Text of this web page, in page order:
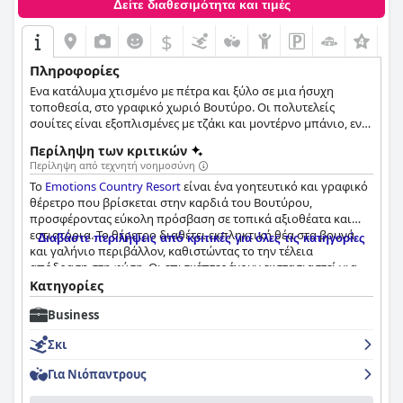
Δείτε διαθεσιμότητα και τιμές
$
Πληροφορίες
Ενα κατάλυμα χτισμένο με πέτρα και ξύλο σε μια ήσυχη
τοποθεσία, στο γραφικό χωριό Βουτύρο. Οι πολυτελείς
σουίτες είναι εξοπλισμένες με τζάκι και μοντέρνο μπάνιο, ενώ
Περίληψη των κριτικών
Περίληψη από τεχνητή νοημοσύνη
Το Emotions Country Resortείναι ένα γοητευτικό και γραφικό
θέρετρο που βρίσκεται στην καρδιά του Βουτύρου,
προσφέροντας εύκολη πρόσβαση σε τοπικά αξιοθέατα και
εστιατόρια. Το θέρετρο διαθέτει εκπληκτική θέα στα βουνά
και γαλήνιο περιβάλλον, καθιστώντας το την τέλεια
απόδραση στη φύση. Οι επισκέπτες έχουν εκστασιαστεί για
την καλύτερη εξυπηρέτηση, το καταπληκτικό πρωινό και την
εξαιρετική τοποθεσία κοντά στον κεντρικό δρόμο και τα
χωριά γεμάτα τοπικές λιχουδιές. Το πρωινό λαμβάνει ως επί
το πλείστον θετικές κριτικές με πολλούς να το περιγράφουν
ως νόστιμο με πολλές νόστιμες και φρέσκες επιλογές για να
διαλέξετε. Τα δωμάτια είναι ευρύχωρα, ζεστά και καλά
επιπλωμένα με υπέροχη θέα από το μπαλκόνι, προσφέροντας
εξαιρετική άνεση, καθαριότητα και όμορφη θέα που αξίζει για
Διαβάστε περιλήψεις από κριτικές για όλες τις κατηγορίες
Κατηγορίες
Business
Σκι
Για Νιόπαντρους